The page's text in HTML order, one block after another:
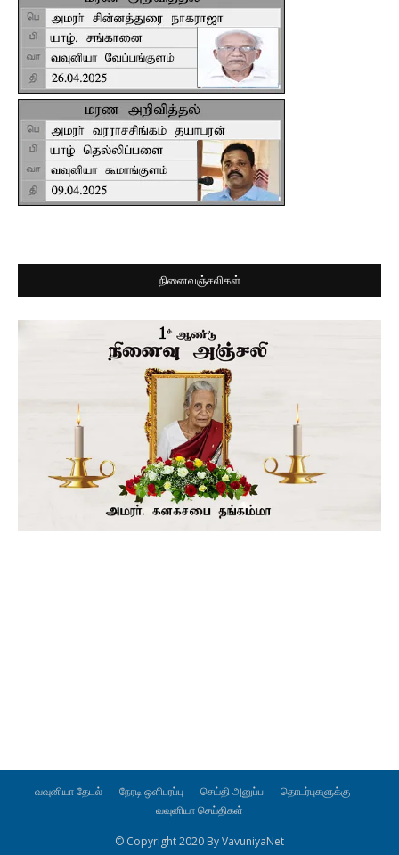
நினைவஞ்சலிகள்
வவுனியா தேடல் நேரடி ஒளிபரப்பு செய்தி அனுப்ப
தொடர்புகளுக்கு
வவுனியா செய்திகள்
© Copyright 2020 By VavuniyaNet